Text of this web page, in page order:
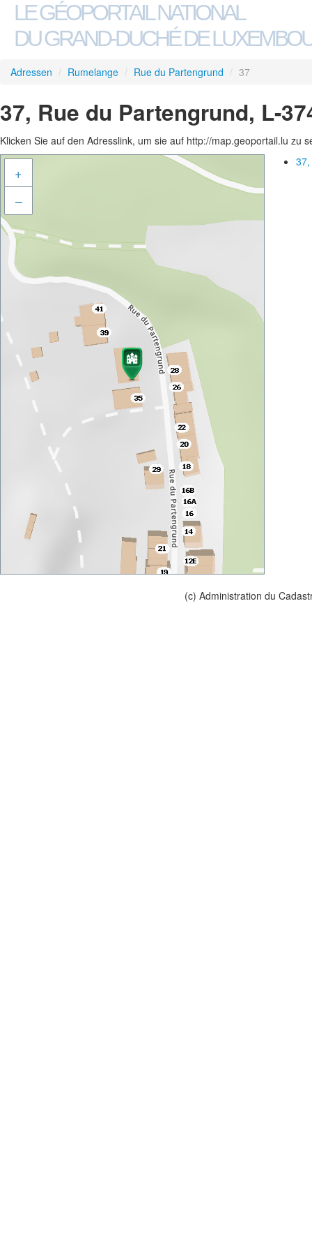
LE GÉOPORTAIL NATIONAL
DU GRAND-DUCHÉ DE
Adressen / Rumelange / Rue du Partengrund / 37
37, Rue du Partengrund, L-
Klicken Sie auf den Adresslink, um sie auf http://map.geoportail.lu zu
+
–
(c) Administration du